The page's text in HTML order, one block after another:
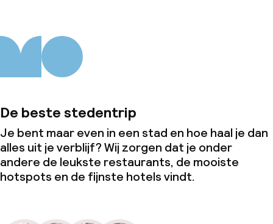
De beste stedentrip
Je bent maar even in een stad en hoe haal je dan
alles uit je verblijf? Wij zorgen dat je onder
andere de leukste restaurants, de mooiste
hotspots en de fijnste hotels vindt.